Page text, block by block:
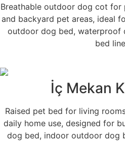
Breathable outdoor dog cot for
and backyard pet areas, ideal
outdoor dog bed, waterproof
bed
İç Mekan
Raised pet bed for living
daily home use, designed for
dog bed, indoor outdoor dog